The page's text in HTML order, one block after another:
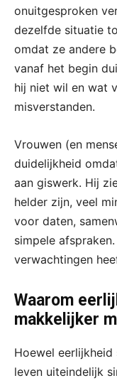
onuitgesproken
dezelfde situatie
omdat ze andere
vanaf het begin
hij niet wil en wat
misverstanden.
Vrouwen (en
duidelijkheid
aan giswerk. Hij
helder zijn, veel
voor daten,
simpele
verwachtingen
Waarom
makkelijker
Hoewel
leven uiteindelijk